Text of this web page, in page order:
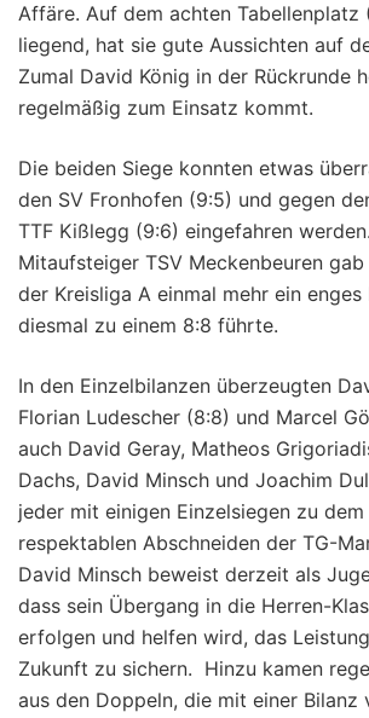
Affäre. Auf dem achten Tabellenplatz
liegend, hat sie gute Aussichten auf
Zumal David König in der Rückrunde
regelmäßig zum Einsatz kommt.
Die beiden Siege konnten etwas
den SV Fronhofen (9:5) und gegen
TTF Kißlegg (9:6) eingefahren
Mitaufsteiger TSV Meckenbeuren
der Kreisliga A einmal mehr ein
diesmal zu einem 8:8 führte.
In den Einzelbilanzen überzeugten
Florian Ludescher (8:8) und Marcel
auch David Geray, Matheos
Dachs, David Minsch und Joachim
jeder mit einigen Einzelsiegen zu
respektablen Abschneiden der TG-
David Minsch beweist derzeit als
dass sein Übergang in die Herren-
erfolgen und helfen wird, das
Zukunft zu sichern. Hinzu kamen
aus den Doppeln, die mit einer Bilanz